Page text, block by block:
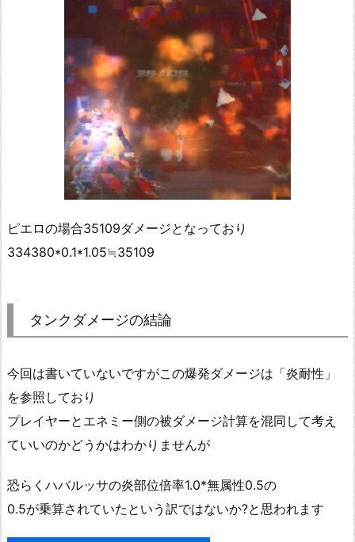
ピエロの場合35109ダメージとなっており
334380*0.1*1.05≒35109
タンクダメージの結論
今回は書いていないですがこの爆発ダメージは「炎耐性」
を参照しており
プレイヤーとエネミー側の被ダメージ計算を混同して考え
ていいのかどうかはわかりませんが
恐らくハバルッサの炎部位倍率1.0*無属性0.5の
0.5が乗算されていたという訳ではないか?と思われます